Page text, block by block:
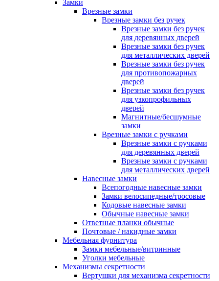
Замки
Врезные замки
Врезные замки без ручек
Врезные замки без ручек
для деревянных дверей
Врезные замки без ручек
для металлических дверей
Врезные замки без ручек
для противопожарных
дверей
Врезные замки без ручек
для узкопрофильных
дверей
Магнитные/бесшумные
замки
Врезные замки с ручками
Врезные замки с ручками
для деревянных дверей
Врезные замки с ручками
для металлических дверей
Навесные замки
Всепогодные навесные замки
Замки велосипедные/тросовые
Кодовые навесные замки
Обычные навесные замки
Ответные планки обычные
Почтовые / накидные замки
Мебельная фурнитура
Замки мебельные/витринные
Уголки мебельные
Механизмы секретности
Вертушки для механизма секретности